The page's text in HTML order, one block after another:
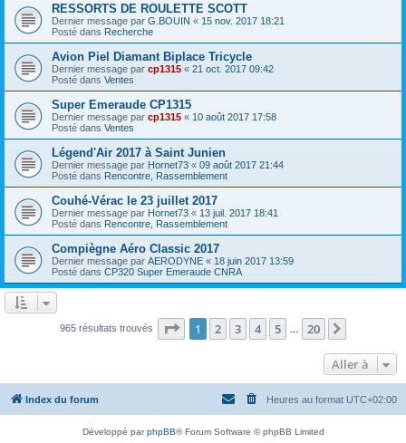
RESSORTS DE ROULETTE SCOTT
Dernier message par G.BOUIN « 15 nov. 2017 18:21
Posté dans Recherche
Avion Piel Diamant Biplace Tricycle
Dernier message par cp1315 « 21 oct. 2017 09:42
Posté dans Ventes
Super Emeraude CP1315
Dernier message par cp1315 « 10 août 2017 17:58
Posté dans Ventes
Légend'Air 2017 à Saint Junien
Dernier message par Hornet73 « 09 août 2017 21:44
Posté dans Rencontre, Rassemblement
Couhé-Vérac le 23 juillet 2017
Dernier message par Hornet73 « 13 juil. 2017 18:41
Posté dans Rencontre, Rassemblement
Compiègne Aéro Classic 2017
Dernier message par AERODYNE « 18 juin 2017 13:59
Posté dans CP320 Super Emeraude CNRA
965 résultats trouvés Page 1sur20
1 2 3 4 5 20
Aller à
Index du forum Heures au format UTC+02:00
Développé parphpBB® Forum Software © phpBB Limited